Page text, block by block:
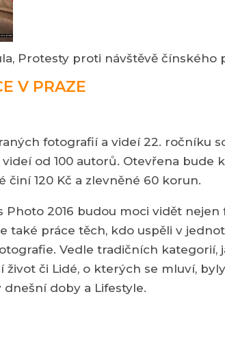
Protesty proti návštěvě čínského
V PRAZE
fotografií a videí 22. ročníku
od 100 autorů. Otevřena bude
činí 120 Kč a zlevněné 60 korun.
Photo 2016 budou moci vidět
také práce těch, kdo uspěli v
Vedle tradičních kategorií,
život či Lidé, o kterých se mluví,
doby a Lifestyle.